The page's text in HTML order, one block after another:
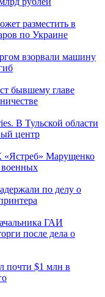
разместить в
по Украине
взорвали машину
бывшему главе
В Тульской области
центр
«Ястреб» Марущенко
военных
по делу о
ГАИ
после дела о
почти $1 млн в